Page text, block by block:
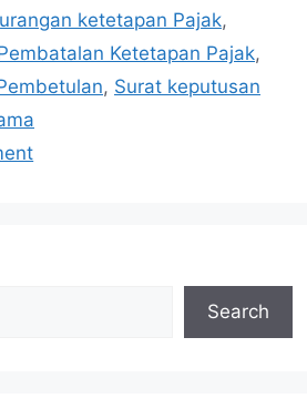
ketetapan Pajak,
Ketetapan Pajak,
, Surat keputusan
Search